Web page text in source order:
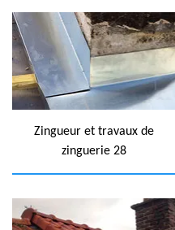
Zingueur et travaux de
zinguerie 28